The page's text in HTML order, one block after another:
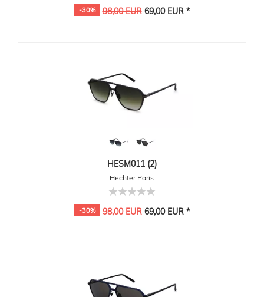
-30% 98,00 EUR69,00 EUR *
HESM011 (2)
Hechter Paris
-30% 98,00 EUR69,00 EUR *